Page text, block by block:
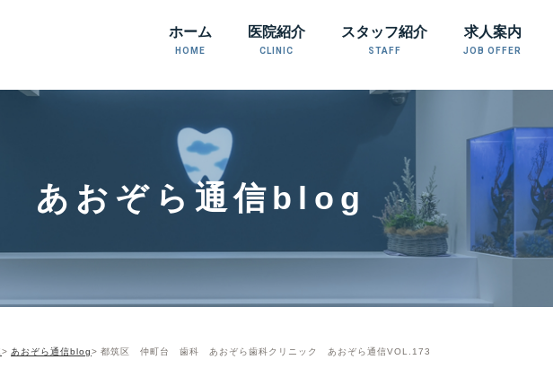
ホーム
HOME
医院紹介
CLINIC
スタッフ紹介
STAFF
求人案内
JOB OFFER
あおぞら通信blog
あおぞら通信blog 都筑区 仲町台 歯科 あおぞら歯科クリニック あおぞら通信VOL.173